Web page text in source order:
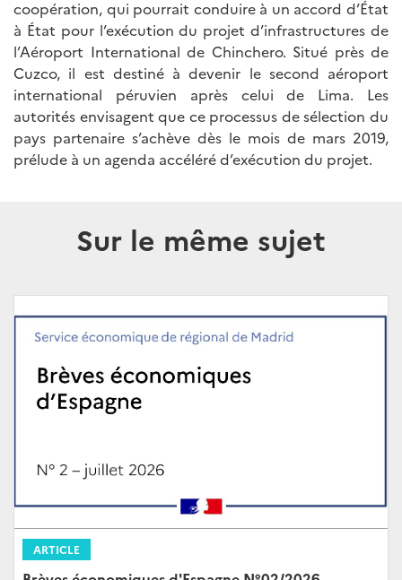
coopération, qui pourrait conduire à un accord d’État
à État pour l’exécution du projet d’infrastructures de
l’Aéroport International de Chinchero. Situé près de
Cuzco, il est destiné à devenir le second aéroport
international péruvien après celui de Lima. Les
autorités envisagent que ce processus de sélection du
pays partenaire s’achève dès le mois de mars 2019,
prélude à un agenda accéléré d’exécution du projet.
Sur le même sujet
ARTICLE